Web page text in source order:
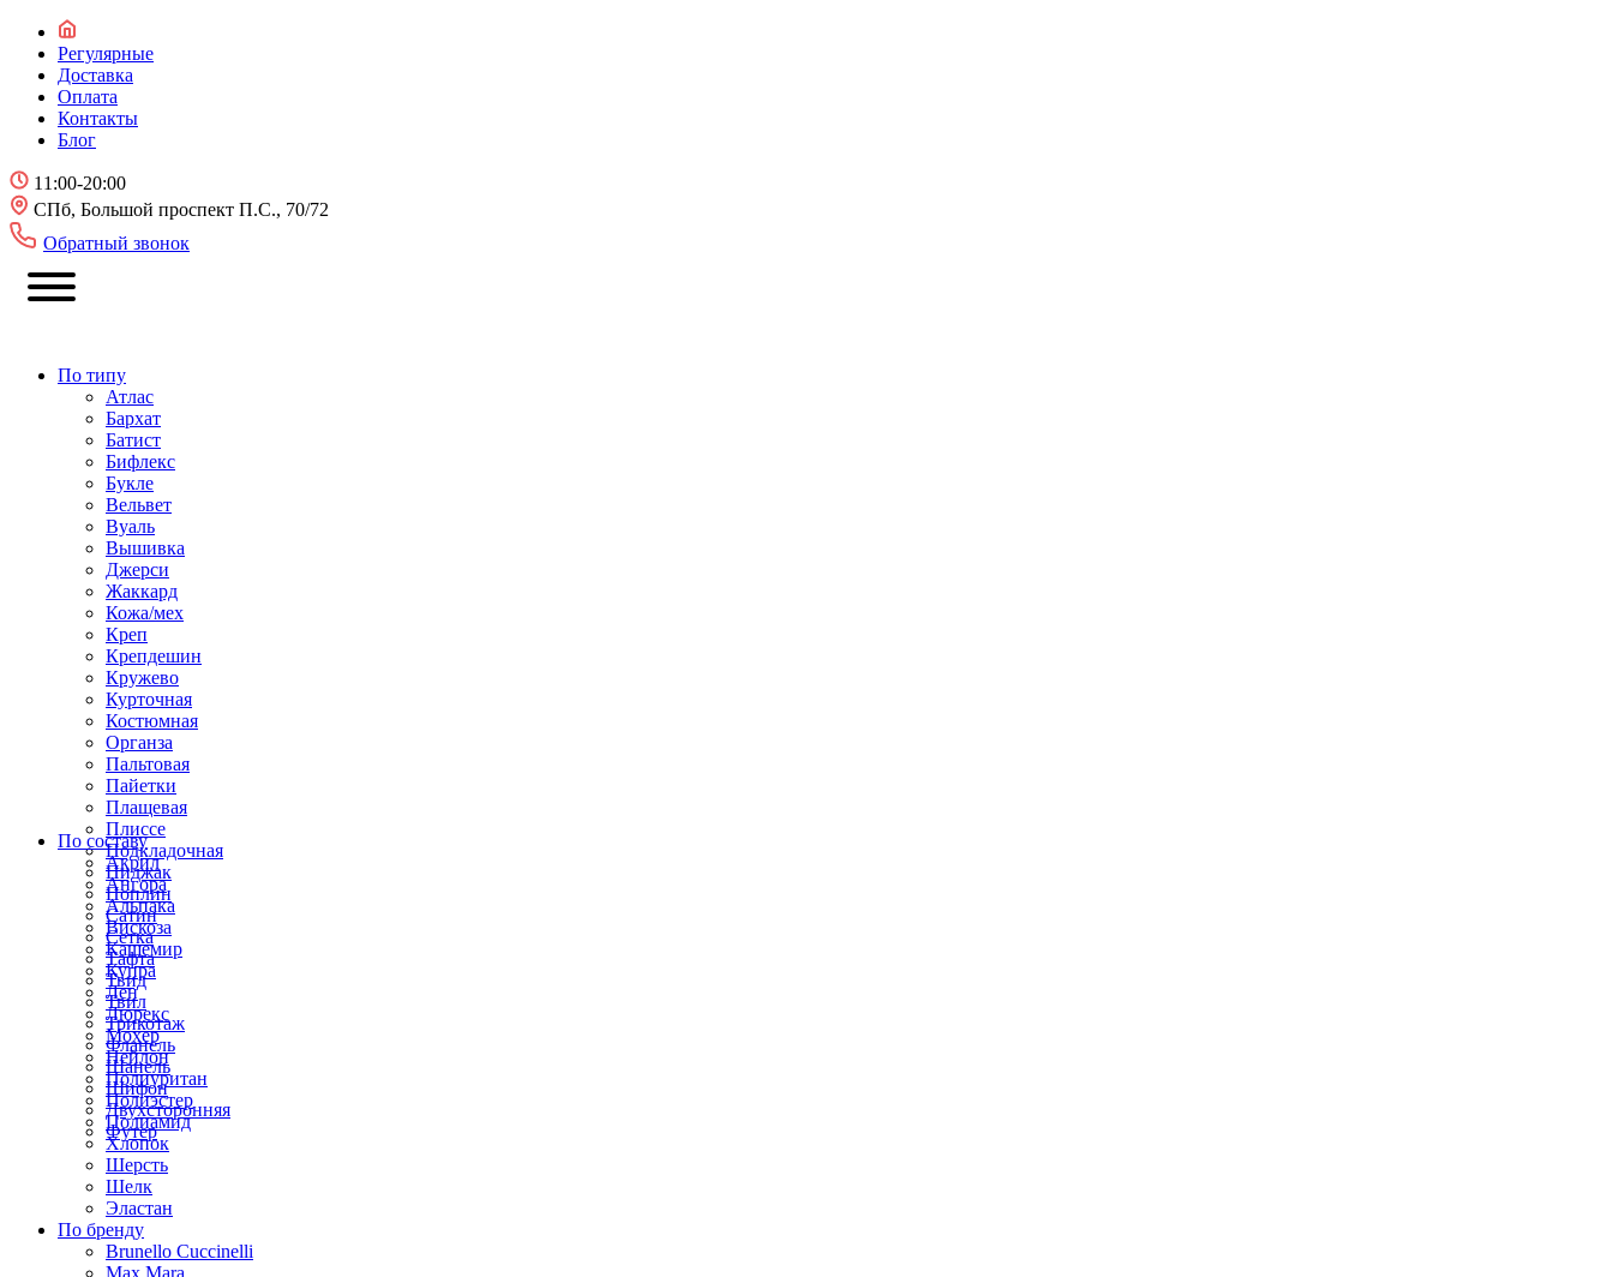
Регулярные
Доставка
Оплата
Контакты
Блог
11:00-20:00
СПб, Большой проспект П.С., 70/72
Обратный звонок
По типу
Атлас
Бархат
Батист
Бифлекс
Букле
Вельвет
Вуаль
Вышивка
Джерси
Жаккард
Кожа/мех
Креп
Крепдешин
Кружево
Курточная
Костюмная
Органза
Пальтовая
Пайетки
Плащевая
Плиссе
Подкладочная
Пиджак
Поплин
Сатин
Сетка
Тафта
Твид
Твил
Трикотаж
Фланель
Шанель
Шифон
Двухсторонняя
Футер
По составу
Акрил
Ангора
Альпака
Вискоза
Кашемир
Купра
Лен
Люрекс
Мохер
Нейлон
Полиуритан
Полиэстер
Полиамид
Хлопок
Шерсть
Шелк
Эластан
По бренду
Brunello Cuccinelli
Max Mara